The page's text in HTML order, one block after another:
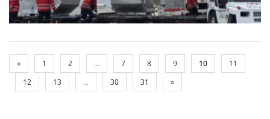
« 1 2 ... 7 8 9 10
11
12
13 ... 30 31 »